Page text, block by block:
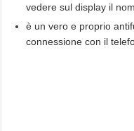
vedere sul display il
è un vero e proprio
connessione con il